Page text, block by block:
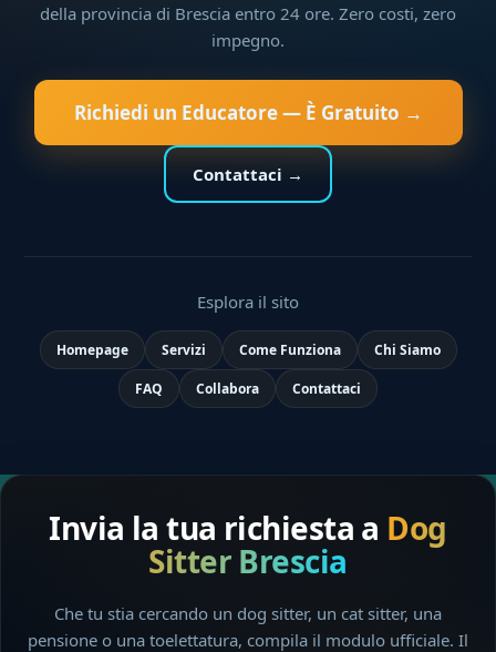
della provincia di Brescia entro 24 ore. Zero costi, zero
impegno.
Richiedi un Educatore — È Gratuito →
Contattaci →
Esplora il sito
Homepage Servizi Come Funziona Chi Siamo
FAQ Collabora Contattaci
Invia la tua richiesta a Dog
Sitter Brescia
Che tu stia cercando un dog sitter, un cat sitter, una
pensione o una toelettatura, compila il modulo ufficiale. Il